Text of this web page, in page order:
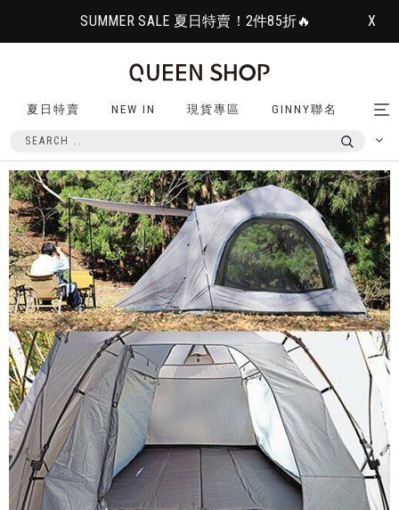
SUMMER SALE 夏日特賣！2件85折🔥 X
夏日特賣 NEW IN 現貨專區 GINNY聯名